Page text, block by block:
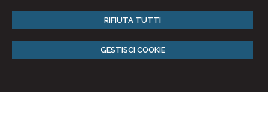
RIFIUTA TUTTI
GESTISCI COOKIE